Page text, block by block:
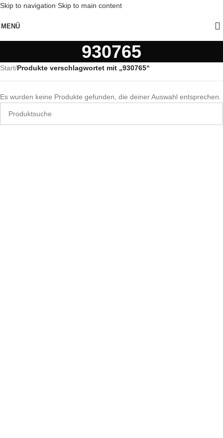
Skip to navigation Skip to main content
MENÜ
930765
Start/Produkte verschlagwortet mit „930765“
Es wurden keine Produkte gefunden, die deiner Auswahl entsprechen.